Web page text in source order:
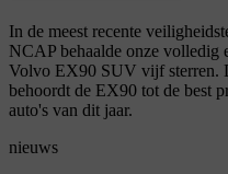
In de meest recente
NCAP behaalde onze volledig
Volvo EX90 SUV vijf sterren.
behoordt de EX90 tot de best
auto's van dit jaar.
nieuws